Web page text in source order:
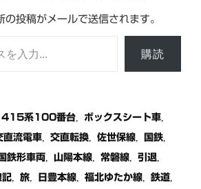
の投稿がメールで送信されます。
購読
415系100番台 ボックスシート車
直流電車 交直転換 佐世保線 国鉄
鉄形車両 山陽本線 常磐線 引退
記 旅 日豊本線 福北ゆたか線 鉄道